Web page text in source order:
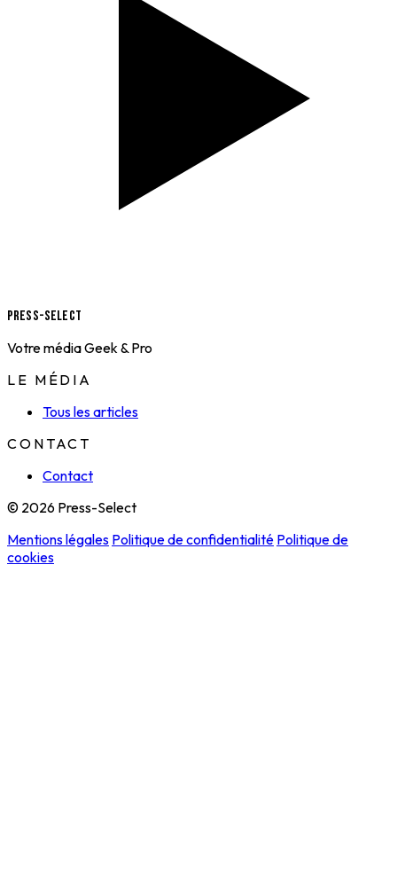
Press-Select
Votre média Geek & Pro
LE MÉDIA
Tous les articles
CONTACT
Contact
© 2026 Press-Select
Mentions légales Politique de confidentialité Politique de
cookies